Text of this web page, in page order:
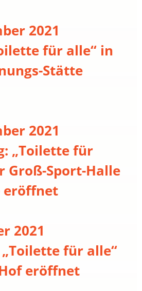
2021
für alle“ in
Stätte
2021
„Toilette für
Groß-Sport-Halle
eröffnet
2021
„Toilette für alle“
eröffnet